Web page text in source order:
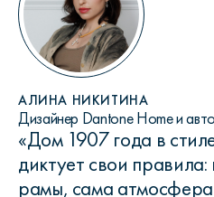
АЛИНА НИКИТИНА
Дизайнер Dantone Home и
«Дом 1907 года в
диктует свои
рамы, сама атмосфера